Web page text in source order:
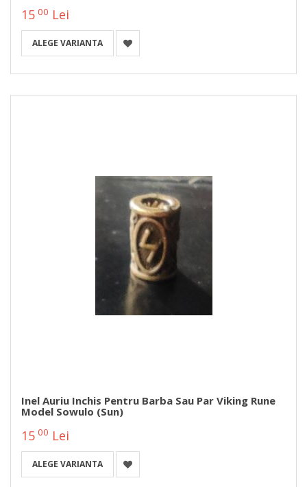
15 00 Lei
ALEGE VARIANTA
Inel Auriu Inchis Pentru Barba Sau Par Viking Rune
Model Sowulo (Sun)
15 00 Lei
ALEGE VARIANTA